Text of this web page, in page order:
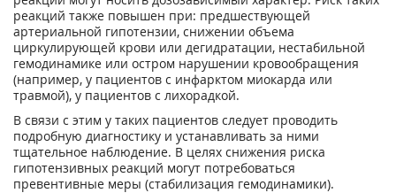
реакций также повышен при: предшествующей
артериальной гипотензии, снижении объема
циркулирующей крови или дегидратации, нестабильной
гемодинамике или остром нарушении кровообращения
(например, у пациентов с инфарктом миокарда или
травмой), у пациентов с лихорадкой.
В связи с этим у таких пациентов следует проводить
подробную диагностику и устанавливать за ними
тщательное наблюдение. В целях снижения риска
гипотензивных реакций могут потребоваться
превентивные меры (стабилизация гемодинамики).